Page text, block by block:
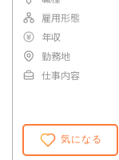
気になる
雇用形態
年収
勤務地
仕事内容